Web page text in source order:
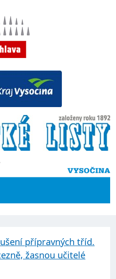
přípravných tříd.
žasnou učitelé